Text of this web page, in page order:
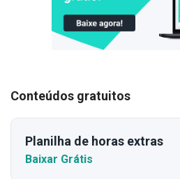
Conteúdos gratuitos
Planilha de horas extras
Baixar Grátis